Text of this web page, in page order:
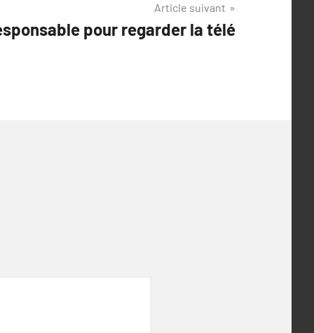
Article suivant
pour regarder la télé